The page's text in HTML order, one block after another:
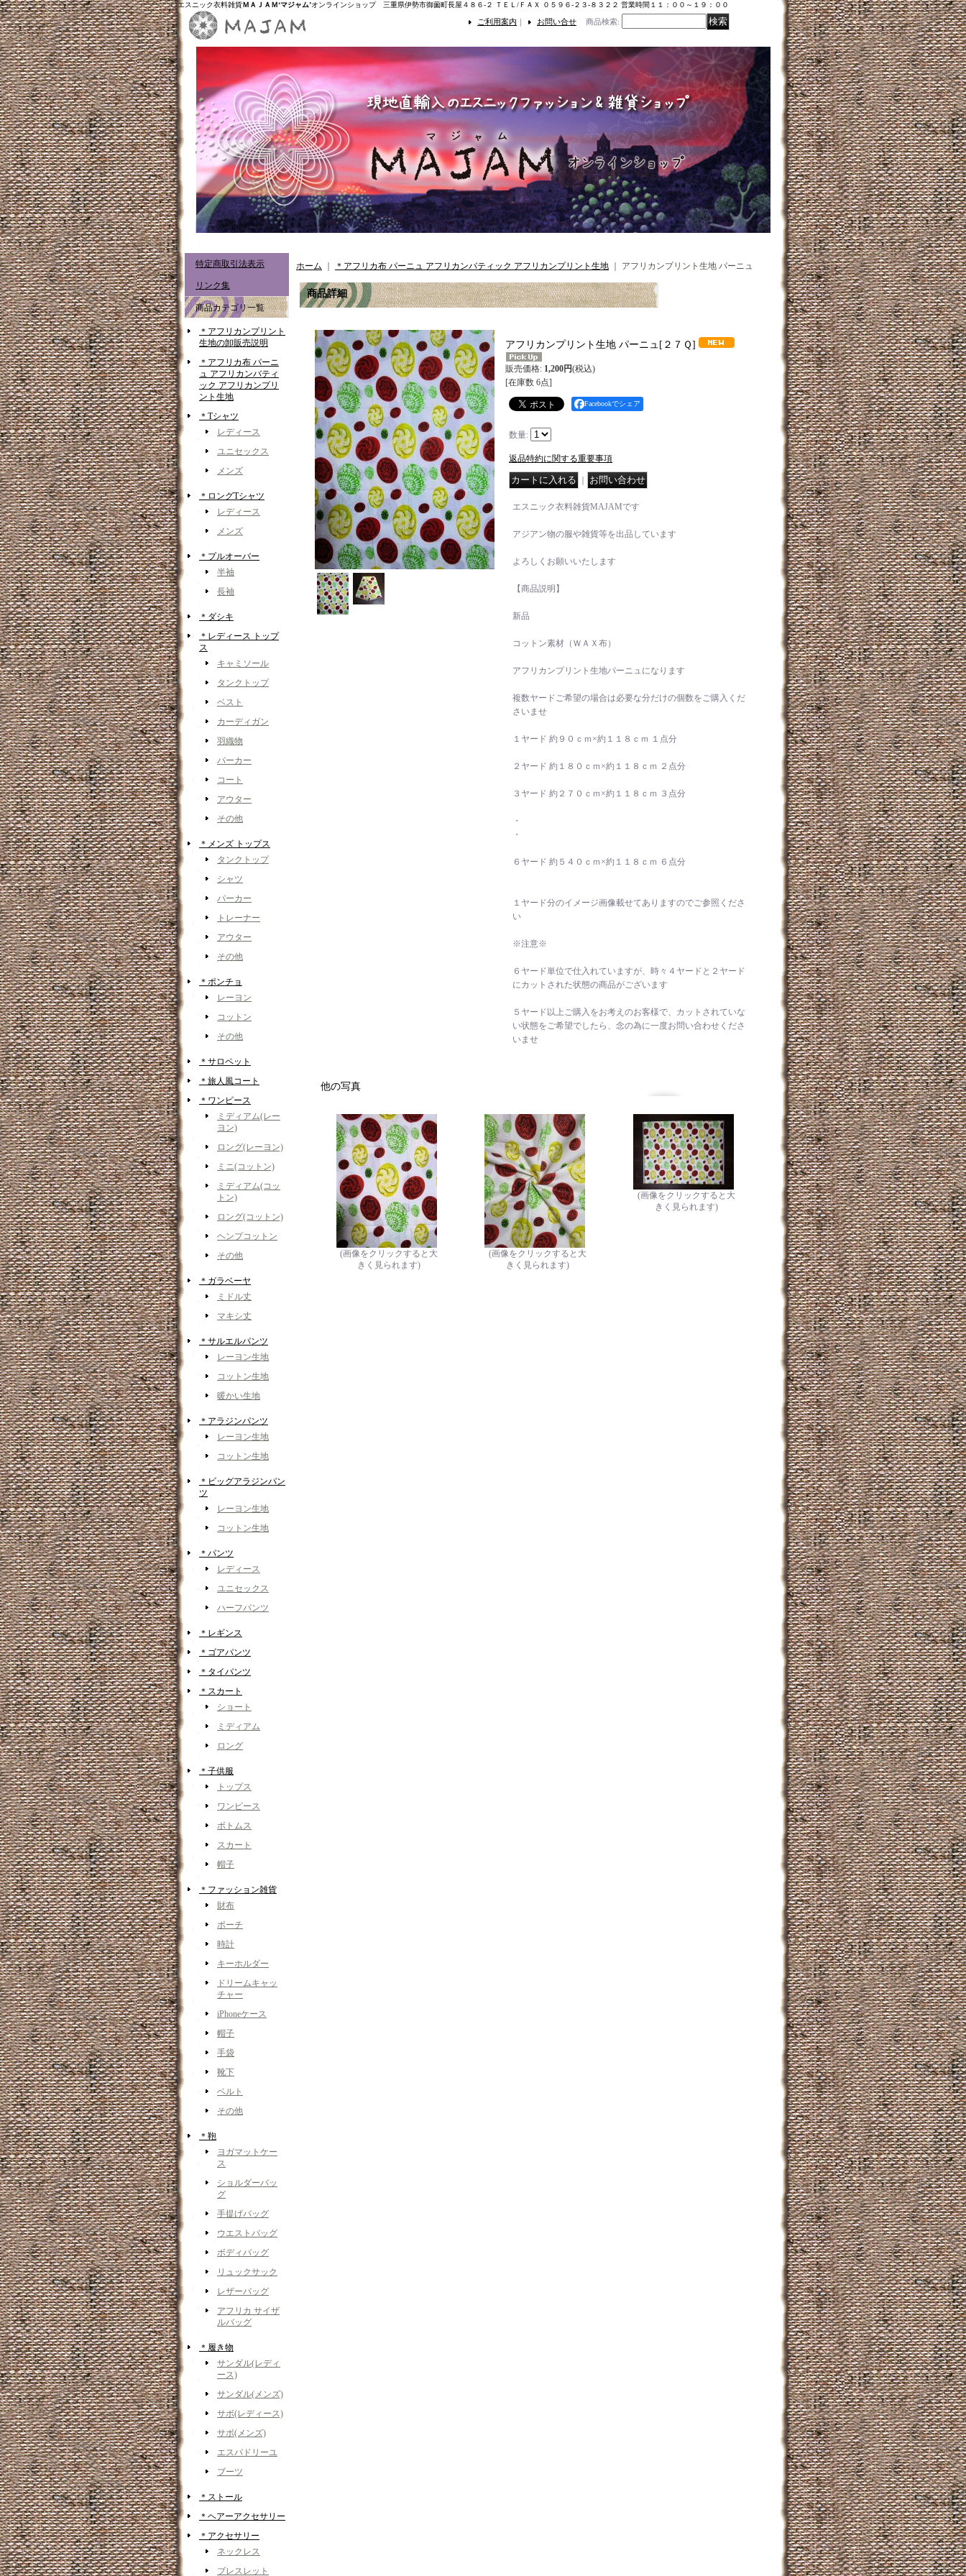
エスニック衣料雑貨ＭＡＪＡＭ‘マジャム’オンラインショップ 三重県伊勢市御薗町長屋４８６-２ ＴＥＬ/ＦＡＸ ０５９６-２３-８３２２ 営業時間１１：００～１９：００
ご利用案内 ｜ お問い合せ 商品検索:
特定商取引法表示
リンク集
商品カテゴリ一覧
＊アフリカンプリント
生地の卸販売説明
＊アフリカ布 パーニ
ュ アフリカンバティ
ック アフリカンプリ
ント生地
＊Tシャツ
レディース
ユニセックス
メンズ
＊ロングTシャツ
レディース
メンズ
＊プルオーバー
半袖
長袖
＊ダシキ
＊レディース トップ
ス
キャミソール
タンクトップ
ベスト
カーディガン
羽織物
パーカー
コート
アウター
その他
＊メンズ トップス
タンクトップ
シャツ
パーカー
トレーナー
アウター
その他
＊ポンチョ
レーヨン
コットン
その他
＊サロペット
＊旅人風コート
＊ワンピース
ミディアム(レー
ヨン)
ロング(レーヨン)
ミニ(コットン)
ミディアム(コッ
トン)
ロング(コットン)
ヘンプコットン
その他
＊ガラベーヤ
ミドル丈
マキシ丈
＊サルエルパンツ
レーヨン生地
コットン生地
暖かい生地
＊アラジンパンツ
レーヨン生地
コットン生地
＊ビッグアラジンパン
ツ
レーヨン生地
コットン生地
＊パンツ
レディース
ユニセックス
ハーフパンツ
＊レギンス
＊ゴアパンツ
＊タイパンツ
＊スカート
ショート
ミディアム
ロング
＊子供服
トップス
ワンピース
ボトムス
スカート
帽子
＊ファッション雑貨
財布
ポーチ
時計
キーホルダー
ドリームキャッ
チャー
iPhoneケース
帽子
手袋
靴下
ベルト
その他
＊鞄
ヨガマットケー
ス
ショルダーバッ
グ
手提げバッグ
ウエストバッグ
ボディバッグ
リュックサック
レザーバッグ
アフリカ サイザ
ルバッグ
＊履き物
サンダル(レディ
ース)
サンダル(メンズ)
サボ(レディース)
サボ(メンズ)
エスパドリーユ
ブーツ
＊ストール
＊ヘアーアクセサリー
＊アクセサリー
ネックレス
ブレスレット
ホーム ＊アフリカ布 パーニュ アフリカンバティック アフリカンプリント生地 アフリカンプリント生地 パーニュ
商品詳細
アフリカンプリント生地 パーニュ [ ２７Ｑ]
販売価格: 1,200円(税込)
[在庫数 6点]
Facebookでシェア
数量:
返品特約に関する重要事項
エスニック衣料雑貨MAJAMです
アジアン物の服や雑貨等を出品しています
よろしくお願いいたします
【商品説明】
新品
コットン素材（ＷＡＸ布）
アフリカンプリント生地パーニュになります
複数ヤードご希望の場合は必要な分だけの個数をご購入くだ
さいませ
１ヤード 約９０ｃｍ×約１１８ｃｍ １点分
２ヤード 約１８０ｃｍ×約１１８ｃｍ ２点分
３ヤード 約２７０ｃｍ×約１１８ｃｍ ３点分
・
・
６ヤード 約５４０ｃｍ×約１１８ｃｍ ６点分
１ヤード分のイメージ画像載せてありますのでご参照くださ
い
※注意※
６ヤード単位で仕入れていますが、時々４ヤードと２ヤード
にカットされた状態の商品がございます
５ヤード以上ご購入をお考えのお客様で、カットされていな
い状態をご希望でしたら、念の為に一度お問い合わせくださ
いませ
他の写真
(画像をクリックすると大
きく見られます)
(画像をクリックすると大
きく見られます)
(画像をクリックすると大
きく見られます)